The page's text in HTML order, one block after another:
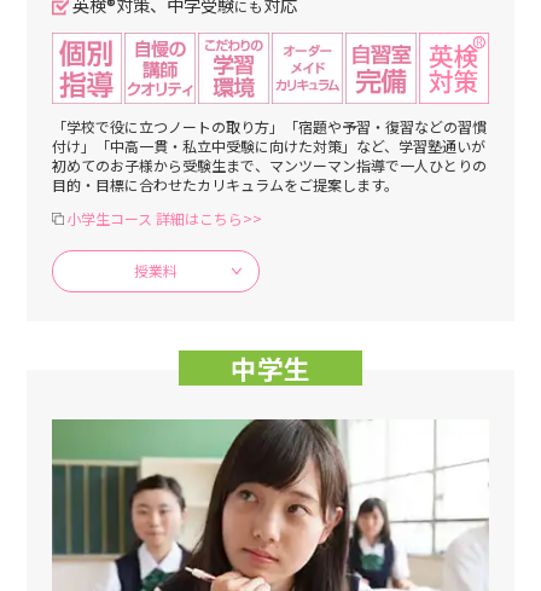
にも
「学校で役に立つノートの取り方」「宿題や予習・復習などの習慣
付け」「中高一貫・私立中受験に向けた対策」など、学習塾通いが
初めてのお子様から受験生まで、マンツーマン指導で一人ひとりの
目的・目標に合わせたカリキュラムをご提案します。
小学生コース 詳細はこちら>>
授業料
中学生